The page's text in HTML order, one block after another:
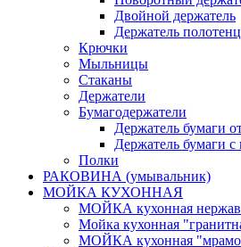
Двойной держатель
Держатель
Крючки
Мыльницы
Стаканы
Держатели
Бумагодержатели
Держатель бумаги
Держатель бумаги
Полки
РАКОВИНА (умывальник)
МОЙКА КУХОННАЯ
МОЙКА кухонная
Мойка кухонная
МОЙКА кухонная